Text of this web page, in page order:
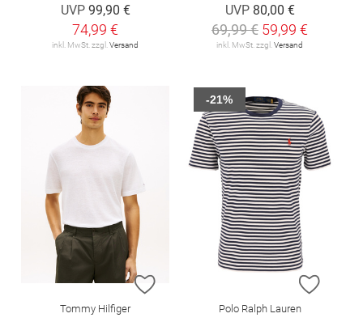
UVP 99,90 €
74,99 €
inkl. MwSt. zzgl.Versand
UVP 80,00 €
69,99 € 59,99 €
inkl. MwSt. zzgl.Versand
ZUR WUNSCHLISTE HINZUFÜGEN
Tommy Hilfiger
ZUR
Polo Ralph Lauren
-21%